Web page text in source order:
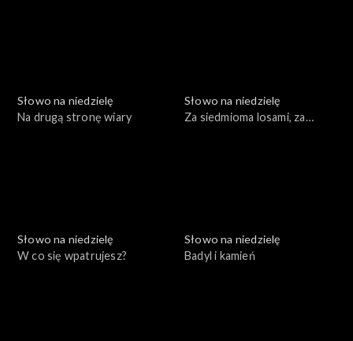
Słowo na niedzielę
Na drugą stronę wiary
Słowo na niedzielę
Za siedmioma losami, za
Słowo na niedzielę
W co się wpatrujesz?
Słowo na niedzielę
Badyl i kamień